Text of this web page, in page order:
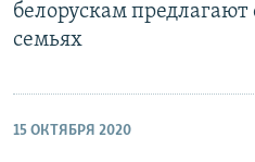
белорускам предлагают
семьях
15 ОКТЯБРЯ 2020